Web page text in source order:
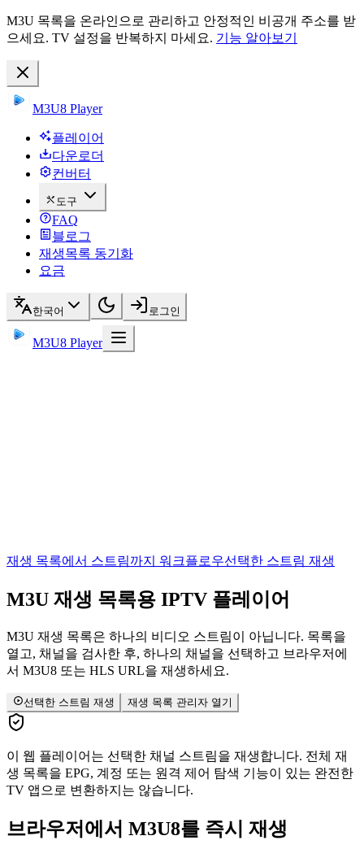
M3U 목록을 온라인으로 관리하고 안정적인 비공개 주소를 받
으세요. TV 설정을 반복하지 마세요. 기능 알아보기
M3U8 Player
플레이어
다운로더
컨버터
도구
FAQ
블로그
재생목록 동기화
요금
한국어 로그인
M3U8 Player
재생 목록에서 스트림까지 워크플로우선택한 스트림 재생
M3U 재생 목록용 IPTV 플레이어
M3U 재생 목록은 하나의 비디오 스트림이 아닙니다. 목록을
열고, 채널을 검사한 후, 하나의 채널을 선택하고 브라우저에
서 M3U8 또는 HLS URL을 재생하세요.
선택한 스트림 재생 재생 목록 관리자 열기
이 웹 플레이어는 선택한 채널 스트림을 재생합니다. 전체 재
생 목록을 EPG, 계정 또는 원격 제어 탐색 기능이 있는 완전한
TV 앱으로 변환하지는 않습니다.
브라우저에서 M3U8를 즉시 재생